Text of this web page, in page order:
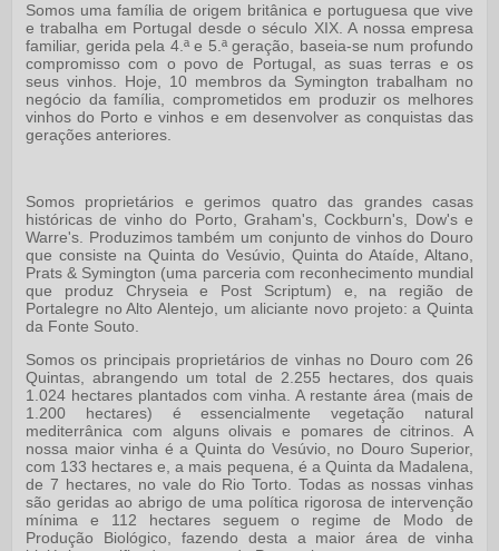
Somos uma família de origem britânica e portuguesa que vive
e trabalha em Portugal desde o século XIX. A nossa empresa
familiar, gerida pela 4.ª e 5.ª geração, baseia-se num profundo
compromisso com o povo de Portugal, as suas terras e os
seus vinhos. Hoje, 10 membros da Symington trabalham no
negócio da família, comprometidos em produzir os melhores
vinhos do Porto e vinhos e em desenvolver as conquistas das
gerações anteriores.
Somos proprietários e gerimos quatro das grandes casas
históricas de vinho do Porto, Graham's, Cockburn's, Dow's e
Warre's. Produzimos também um conjunto de vinhos do Douro
que consiste na Quinta do Vesúvio, Quinta do Ataíde, Altano,
Prats & Symington (uma parceria com reconhecimento mundial
que produz Chryseia e Post Scriptum) e, na região de
Portalegre no Alto Alentejo, um aliciante novo projeto: a Quinta
da Fonte Souto.
Somos os principais proprietários de vinhas no Douro com 26
Quintas, abrangendo um total de 2.255 hectares, dos quais
1.024 hectares plantados com vinha. A restante área (mais de
1.200 hectares) é essencialmente vegetação natural
mediterrânica com alguns olivais e pomares de citrinos. A
nossa maior vinha é a Quinta do Vesúvio, no Douro Superior,
com 133 hectares e, a mais pequena, é a Quinta da Madalena,
de 7 hectares, no vale do Rio Torto. Todas as nossas vinhas
são geridas ao abrigo de uma política rigorosa de intervenção
mínima e 112 hectares seguem o regime de Modo de
Produção Biológico, fazendo desta a maior área de vinha